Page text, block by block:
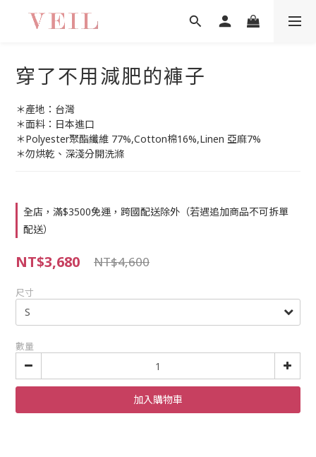
穿了不用減肥的褲子
＊產地：台灣
＊面料：日本進口
＊Polyester聚酯纖維 77%,Cotton棉16%,Linen 亞麻7%
＊勿烘乾、深淺分開洗滌
全店，滿$3500免運，跨國配送除外（若遇追加商品不可拆單
配送）
NT$3,680 NT$4,600
尺寸
數量
加入購物車